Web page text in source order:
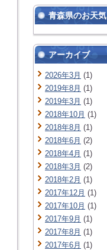
青森県のお天気
アーカイブ
2026年3月 (1)
2019年8月 (1)
2019年3月 (1)
2018年10月 (1)
2018年8月 (1)
2018年6月 (2)
2018年4月 (1)
2018年3月 (2)
2018年2月 (1)
2017年12月 (1)
2017年10月 (1)
2017年9月 (1)
2017年8月 (1)
2017年6月 (1)